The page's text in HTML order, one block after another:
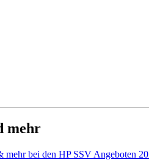
mehr
bei den HP SSV Angeboten